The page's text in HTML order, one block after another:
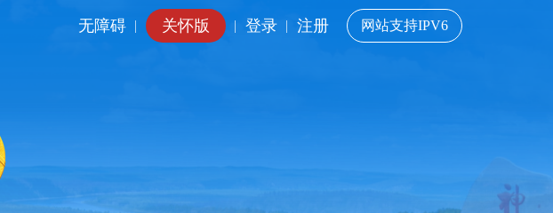
无障碍 | 关怀版 | 登录 | 注册 网站支持IPV6